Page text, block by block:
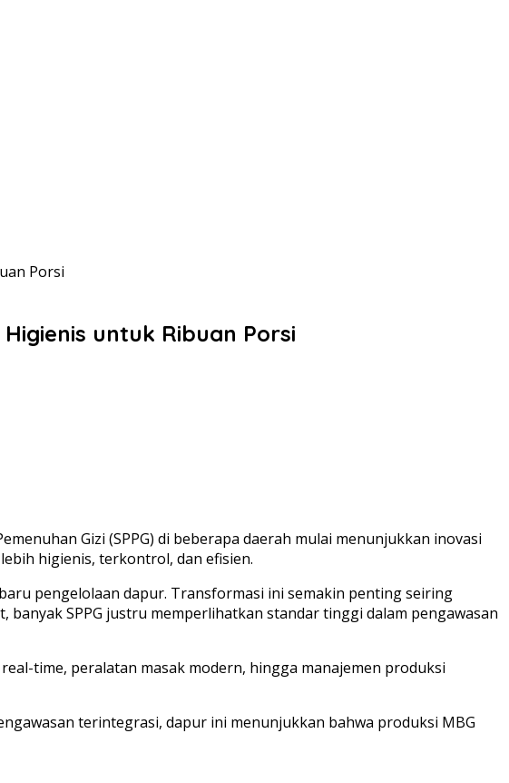
Porsi
untuk Ribuan Porsi
Gizi (SPPG) di beberapa daerah mulai menunjukkan inovasi
higienis, terkontrol, dan efisien.
pengelolaan dapur. Transformasi ini semakin penting seiring
SPPG justru memperlihatkan standar tinggi dalam pengawasan
time, peralatan masak modern, hingga manajemen produksi
terintegrasi, dapur ini menunjukkan bahwa produksi MBG